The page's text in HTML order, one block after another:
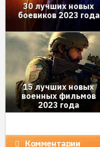
30 лучших новых
боевиков 2023 года
15 лучших новых
военных фильмов
2023 года
Комментарии